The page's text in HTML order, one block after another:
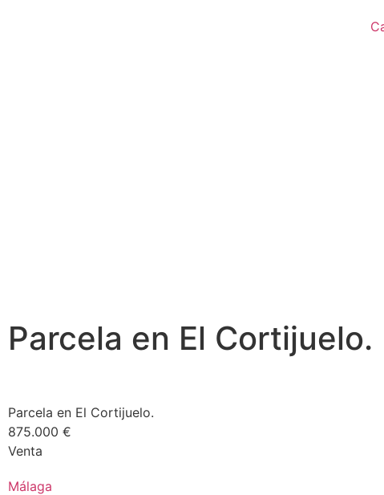
Parcela en El Cortijuelo.
Parcela en El Cortijuelo.
875.000 €
Venta
Málaga